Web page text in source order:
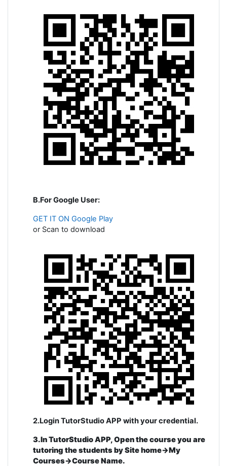
B.For Google User:
GET IT ON Google Play
or Scan to download
2.Login TutorStudio APP with your credential.
3.In TutorStudio APP, Open the course you are
tutoring the students by Site home->My
Courses->Course Name.